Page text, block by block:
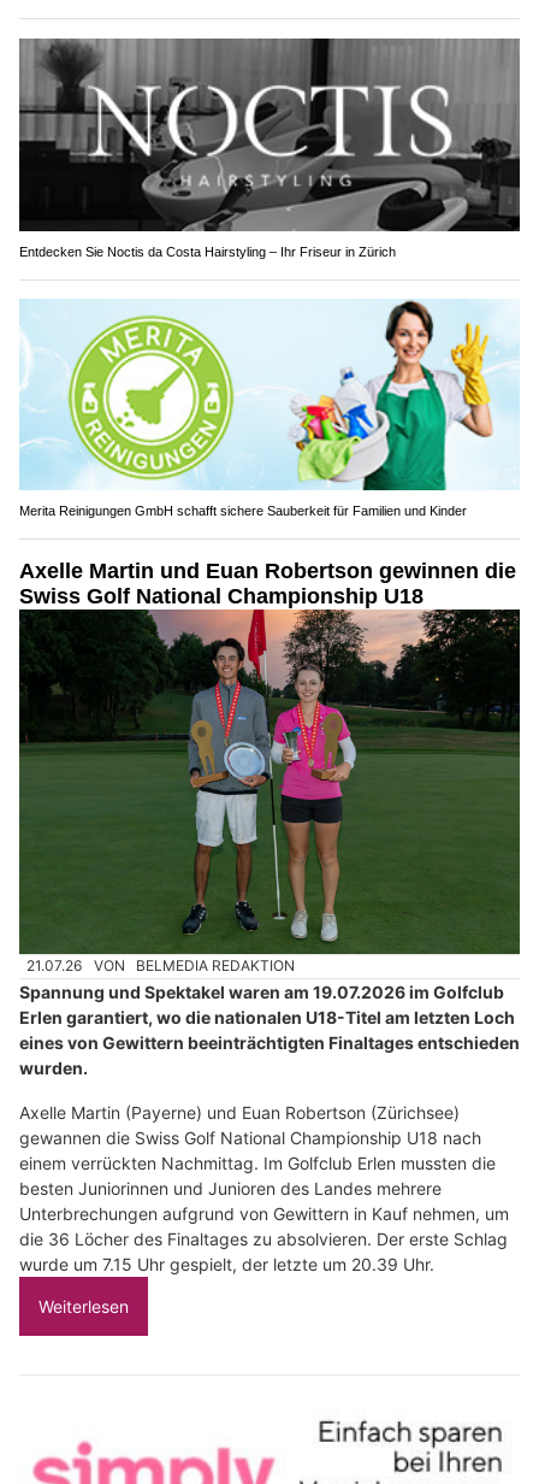
Entdecken Sie Noctis da Costa Hairstyling – Ihr Friseur in Zürich
Merita Reinigungen GmbH schafft sichere Sauberkeit für Familien und Kinder
Axelle Martin und Euan Robertson gewinnen die
Swiss Golf National Championship U18
21.07.26 VON BELMEDIA REDAKTION
Spannung und Spektakel waren am 19.07.2026 im Golfclub
Erlen garantiert, wo die nationalen U18-Titel am letzten Loch
eines von Gewittern beeinträchtigten Finaltages entschieden
wurden.
Axelle Martin (Payerne) und Euan Robertson (Zürichsee)
gewannen die Swiss Golf National Championship U18 nach
einem verrückten Nachmittag. Im Golfclub Erlen mussten die
besten Juniorinnen und Junioren des Landes mehrere
Unterbrechungen aufgrund von Gewittern in Kauf nehmen, um
die 36 Löcher des Finaltages zu absolvieren. Der erste Schlag
wurde um 7.15 Uhr gespielt, der letzte um 20.39 Uhr.
Weiterlesen